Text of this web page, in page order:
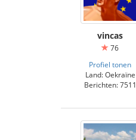
vincas
76
Profiel tonen
Land: Oekraïne
Berichten: 7511